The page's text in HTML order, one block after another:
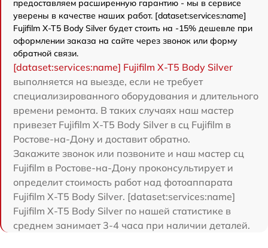
предоставляем расширенную гарантию - мы в сервисе
уверены в качестве наших работ. [dataset:services:name]
Fujifilm X-T5 Body Silver будет стоить на -15% дешевле при
оформлении заказа на сайте через звонок или форму
обратной связи.
[dataset:services:name] Fujifilm X-T5 Body Silver
выполняется на выезде, если не требует
специализированного оборудования и длительного
времени ремонта. В таких случаях наш мастер
привезет Fujifilm X-T5 Body Silver в сц Fujifilm в
Ростове-на-Дону и доставит обратно.
Закажите звонок или позвоните и наш мастер сц
Fujifilm в Ростове-на-Дону проконсультирует и
определит стоимость работ над фотоаппарата
Fujifilm X-T5 Body Silver. [dataset:services:name]
Fujifilm X-T5 Body Silver по нашей статистике в
среднем занимает 3-4 часа при наличии деталей.